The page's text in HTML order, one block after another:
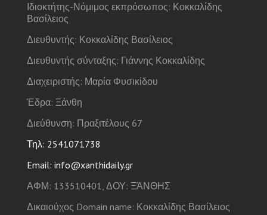
Ιδιοκτήτης-Νόμιμος εκπρόσωπος: Κοκκαλίδης
Βασίλειος
Διευθυντής: Κοκκαλίδης Βασίλειος
Διευθυντής σύνταξης: Γιάννης Κοκκαλίδης
Διαχειριστής: Μαρία Φυσικίδου
Έδρα: Ξάνθη
Διεύθυνση: Πραξιτέλους 67
Τηλ: 2541071738
Email: info@xanthidaily.gr
ΑΦΜ: 133510401, ΔΟΥ: ΞΆΝΘΗΣ
Δικαιούχος Domain name: Κοκκαλίδης Βασίλειος